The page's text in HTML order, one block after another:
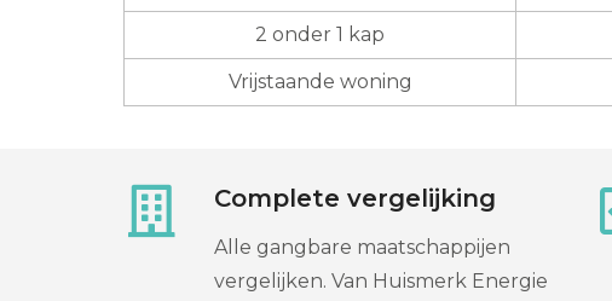
2 onder 1 kap
Vrijstaande woning
Complete vergelijking
Alle gangbare maatschappijen
vergelijken. Van Huismerk Energie